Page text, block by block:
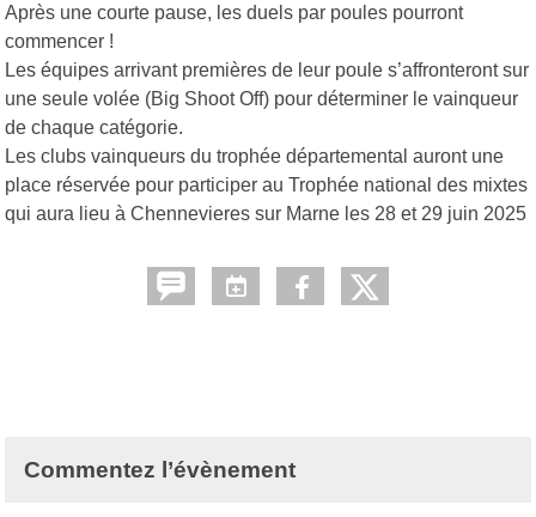
Après une courte pause, les duels par poules pourront
commencer !
Les équipes arrivant premières de leur poule s’affronteront sur
une seule volée (Big Shoot Off) pour déterminer le vainqueur
de chaque catégorie.
Les clubs vainqueurs du trophée départemental auront une
place réservée pour participer au Trophée national des mixtes
qui aura lieu à Chennevieres sur Marne les 28 et 29 juin 2025
Commentez l’évènement